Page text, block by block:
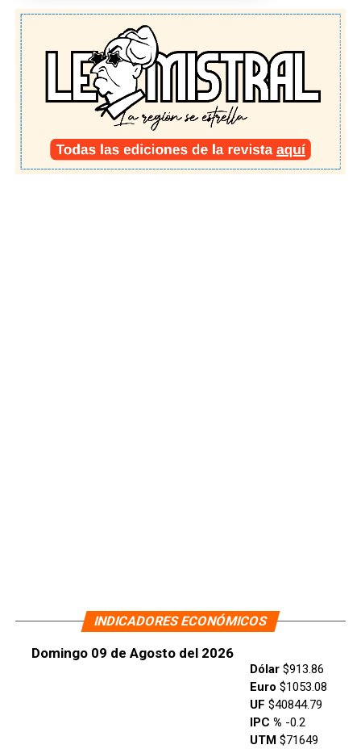
INDICADORES ECONÓMICOS
Domingo 09 de Agosto del 2026
Dólar$913.86
Euro $1053.08
UF $40844.79
IPC % -0.2
UTM$71649